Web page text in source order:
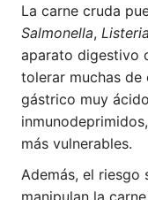
La carne cruda
Salmonella, Listeria
aparato digestivo
tolerar muchas de
gástrico muy
más vulnerables.
Además, el riesgo
manipulan la